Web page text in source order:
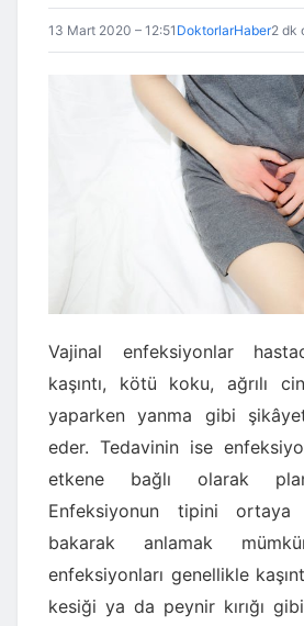
13 Mart 2020 – 12:51 DoktorlarHaber2 dk
Vajinal enfeksiyonlar
kaşıntı, kötü koku, ağrılı
yaparken yanma gibi
eder. Tedavinin ise
etkene bağlı olarak
Enfeksiyonun tipini ortaya
bakarak anlamak
enfeksiyonları genellikle
kesiği ya da peynir kırığı